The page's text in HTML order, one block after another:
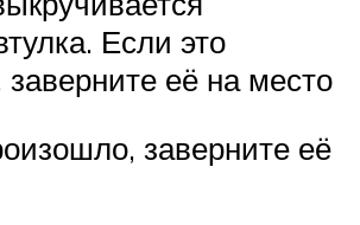
Если это
её на место
заверните её